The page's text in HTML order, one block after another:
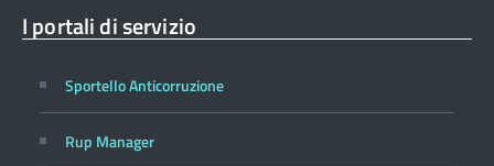
I portali di servizio
Sportello Anticorruzione
Rup Manager